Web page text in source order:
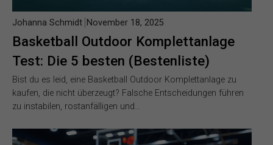
Basketball Outdoor Komplettanlage
Test: Die 5 besten (Bestenliste)
Johanna Schmidt November 18, 2025
Bist du es leid, eine Basketball Outdoor Komplettanlage zu
kaufen, die nicht überzeugt? Falsche Entscheidungen führen
zu instabilen, rostanfälligen und…